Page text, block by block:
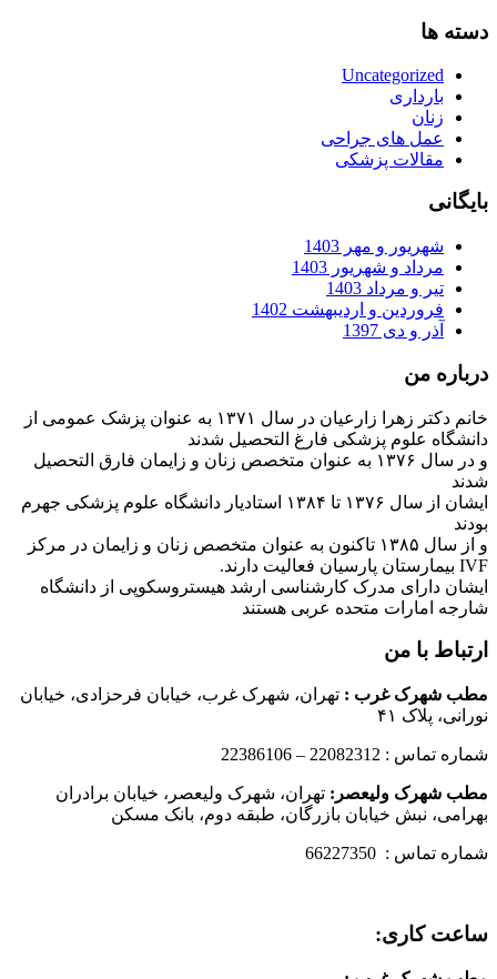
دسته ها
Uncategorized
بارداری
زنان
عمل های جراحی
مقالات پزشکی
بایگانی
شهریور و مهر 1403
مرداد و شهریور 1403
تیر و مرداد 1403
فروردین و اردیبهشت 1402
آذر و دی 1397
درباره من
خانم دکتر زهرا زارعیان در سال ۱۳۷۱ به عنوان پزشک عمومی از
دانشگاه علوم پزشکی فارغ التحصیل شدند
و در سال ۱۳۷۶ به عنوان متخصص زنان و زایمان فارق التحصیل
شدند
ایشان از سال ۱۳۷۶ تا ۱۳۸۴ استادیار دانشگاه علوم پزشکی جهرم
بودند
و از سال ۱۳۸۵ تاکنون به عنوان متخصص زنان و زایمان در مرکز
IVF بیمارستان پارسیان فعالیت دارند.
ایشان دارای مدرک کارشناسی ارشد هیستروسکوپی از دانشگاه
شارجه امارات متحده عربی هستند
ارتباط با من
مطب شهرک غرب : تهران، شهرک غرب، خیابان فرحزادی، خیابان
نورانی، پلاک ۴۱
شماره تماس : 22082312 – 22386106
مطب شهرک ولیعصر: تهران، شهرک ولیعصر، خیابان برادران
بهرامی، نبش خیابان بازرگان، طبقه دوم، بانک مسکن
شماره تماس : 66227350
ساعت کاری: